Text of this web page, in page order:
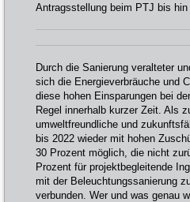
Antragsstellung beim PTJ bis
Durch die Sanierung veralteter
sich die Energieverbräuche und
diese hohen Einsparungen bei
Regel innerhalb kurzer Zeit. Als
umweltfreundliche und
bis 2022 wieder mit hohen
30 Prozent möglich, die nicht
Prozent für projektbegleitende
mit der Beleuchtungssanierung
verbunden. Wer und was genau